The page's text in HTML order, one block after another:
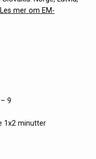
Les mer om EM-
9
1x2 minutter